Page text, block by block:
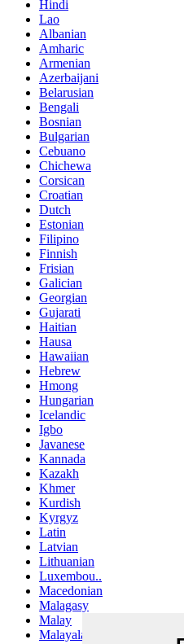
Hindi
Lao
Albanian
Amharic
Armenian
Azerbaijani
Belarusian
Bengali
Bosnian
Bulgarian
Cebuano
Chichewa
Corsican
Croatian
Dutch
Estonian
Filipino
Finnish
Frisian
Galician
Georgian
Gujarati
Haitian
Hausa
Hawaiian
Hebrew
Hmong
Hungarian
Icelandic
Igbo
Javanese
Kannada
Kazakh
Khmer
Kurdish
Kyrgyz
Latin
Latvian
Lithuanian
Luxembou..
Macedonian
Malagasy
Malay
Malayalam